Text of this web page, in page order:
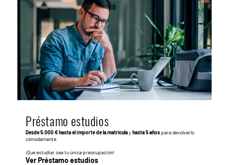
Préstamo estudios
Desde 5.000 € hasta el importe de la matrículayhasta 5 añospara devolverlo
cómodamente.
¡Que estudiar sea tu única preocupación!
Ver Préstamo estudios